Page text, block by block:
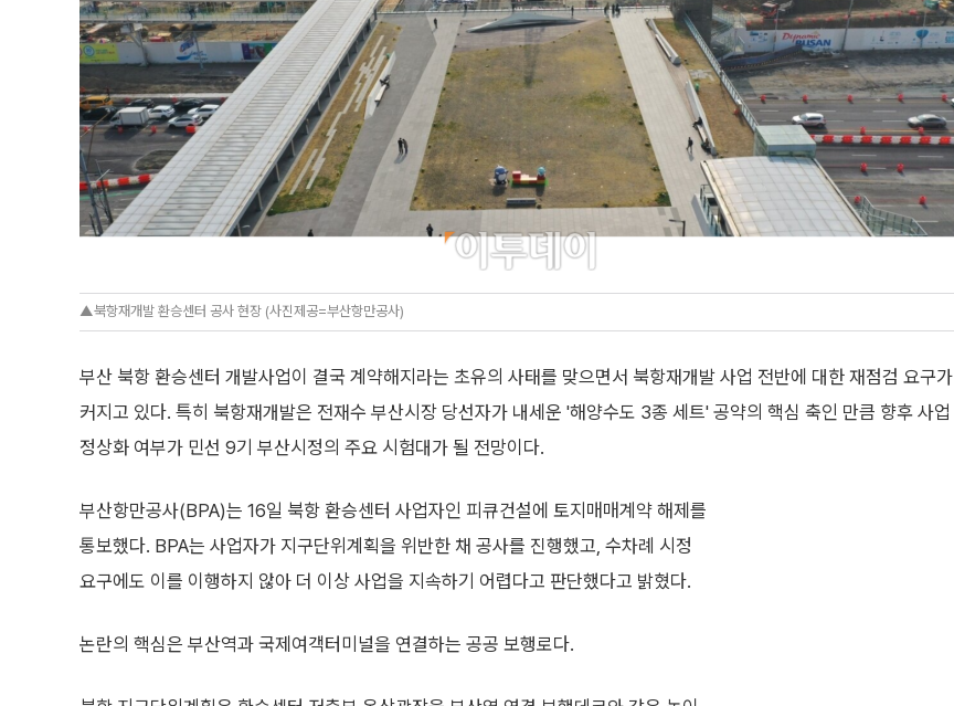
▲북항재개발 환승센터 공사 현장 (사진제공=부산항만공사)
부산 북항 환승센터 개발사업이 결국 계약해지라는 초유의 사태를 맞으면서 북항재개발 사업 전반에 대한 재점검 요구가
커지고 있다. 특히 북항재개발은 전재수 부산시장 당선자가 내세운 '해양수도 3종 세트' 공약의 핵심 축인 만큼 향후 사업
정상화 여부가 민선 9기 부산시정의 주요 시험대가 될 전망이다.
부산항만공사(BPA)는 16일 북항 환승센터 사업자인 피큐건설에 토지매매계약 해제를
통보했다. BPA는 사업자가 지구단위계획을 위반한 채 공사를 진행했고, 수차례 시정
요구에도 이를 이행하지 않아 더 이상 사업을 지속하기 어렵다고 판단했다고 밝혔다.
논란의 핵심은 부산역과 국제여객터미널을 연결하는 공공 보행로다.